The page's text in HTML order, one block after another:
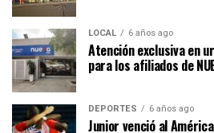
LOCAL 6 años ago
Atención exclusiva en
para los afiliados de
DEPORTES 6 años ago
Junior venció al